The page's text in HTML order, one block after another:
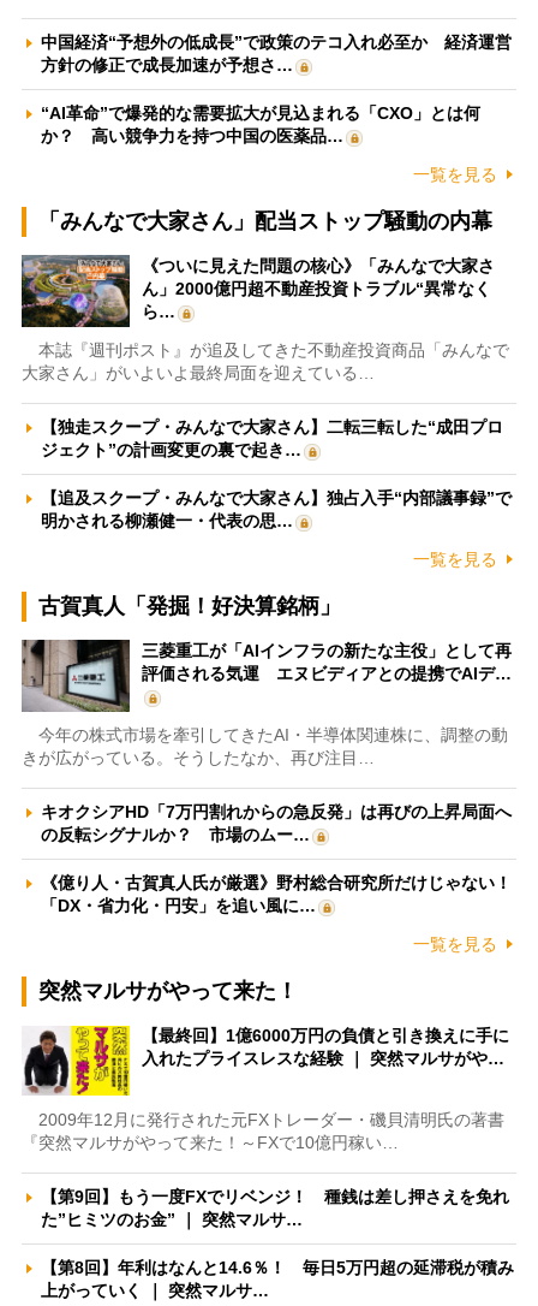
中国経済“予想外の低成長”で政策のテコ入れ必至か 経済運営
方針の修正で成長加速が予想さ…
“AI革命”で爆発的な需要拡大が見込まれる「CXO」とは何
か？ 高い競争力を持つ中国の医薬品…
一覧を見る
「みんなで大家さん」配当ストップ騒動の内幕
《ついに見えた問題の核心》「みんなで大家さ
ん」2000億円超不動産投資トラブル“異常なく
ら…
本誌『週刊ポスト』が追及してきた不動産投資商品「みんなで
大家さん」がいよいよ最終局面を迎えている…
【独走スクープ・みんなで大家さん】二転三転した“成田プロ
ジェクト”の計画変更の裏で起き…
【追及スクープ・みんなで大家さん】独占入手“内部議事録”で
明かされる柳瀬健一・代表の思…
一覧を見る
古賀真人「発掘！好決算銘柄」
三菱重工が「AIインフラの新たな主役」として再
評価される気運 エヌビディアとの提携でAIデ…
今年の株式市場を牽引してきたAI・半導体関連株に、調整の動
きが広がっている。そうしたなか、再び注目…
キオクシアHD「7万円割れからの急反発」は再びの上昇局面へ
の反転シグナルか？ 市場のムー…
《億り人・古賀真人氏が厳選》野村総合研究所だけじゃない！
「DX・省力化・円安」を追い風に…
一覧を見る
突然マルサがやって来た！
【最終回】1億6000万円の負債と引き換えに手に
入れたプライスレスな経験 ｜ 突然マルサがや…
2009年12月に発行された元FXトレーダー・磯貝清明氏の著書
『突然マルサがやって来た！～FXで10億円稼い…
【第9回】もう一度FXでリベンジ！ 種銭は差し押さえを免れ
た”ヒミツのお金” ｜ 突然マルサ…
【第8回】年利はなんと14.6％！ 毎日5万円超の延滞税が積み
上がっていく ｜ 突然マルサ…